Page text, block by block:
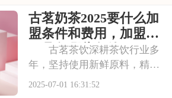
投资者心动不已。那么，加盟
蜜雪冰城需要多少费用呢？下
面就来看看加盟蜜雪
古茗奶茶2025要什么加
盟条件和费用，加盟需
要具备哪些条件
古茗茶饮深耕茶饮行业多
年，坚持使用新鲜原料，精心
调配每一杯饮品，以稳定的品
2025-07-01 16:31:52